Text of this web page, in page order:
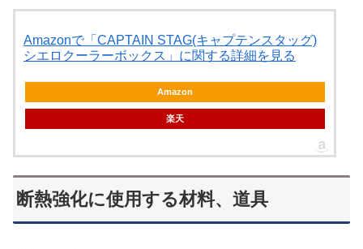
Amazonで「CAPTAIN STAG(キャプテンスタッグ)
シエロクーラーボックス」に関する詳細を見る
Amazon
楽天
断熱強化に使用する材料、道具